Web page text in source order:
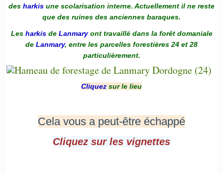
des harkis une scolarisation interne. Actuellement il ne reste
que des ruines des anciennes baraques.
Les harkis de Lanmaryont travaillé dans la forêt domaniale
de Lanmary, entre les parcelles forestières 24 et 28
particulièrement.
Cliquez sur le lieu
Cela vous a peut-être échappé
Cliquez sur les vignettes